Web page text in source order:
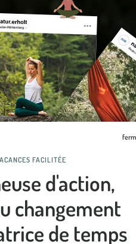
Le
nos
en
FACILITÉE
d'action,
changement
de temps